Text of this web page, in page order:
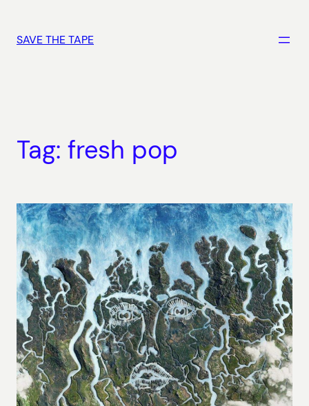
contenuto
SAVE THE TAPE
Tag: fresh pop